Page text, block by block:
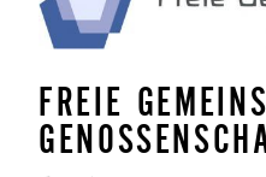
FREIE